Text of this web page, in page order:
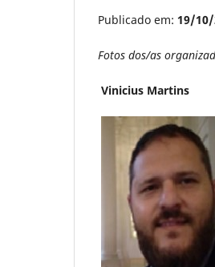
Publicado em: 19/10/
Fotos dos/as
Vinicius Martins